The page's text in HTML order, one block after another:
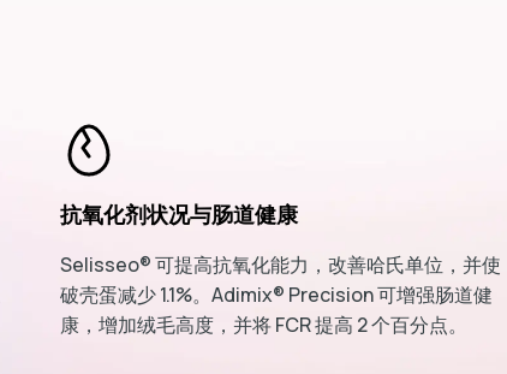
抗氧化剂状况与肠道健康
Selisseo® 可提高抗氧化能力，改善哈氏单位，并使
破壳蛋减少 1.1%。Adimix® Precision 可增强肠道健
康，增加绒毛高度，并将 FCR 提高 2 个百分点。